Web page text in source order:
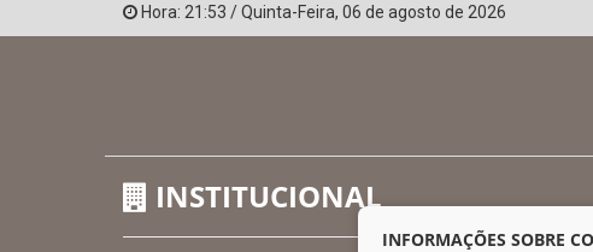
Hora: 21:53 /Quinta-Feira, 06 de agosto de 2026
INSTITUCIONAL
INFORMAÇÕES SOBRE